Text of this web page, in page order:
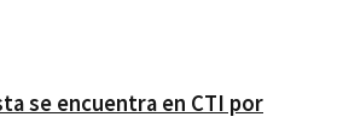
se encuentra en CTI por